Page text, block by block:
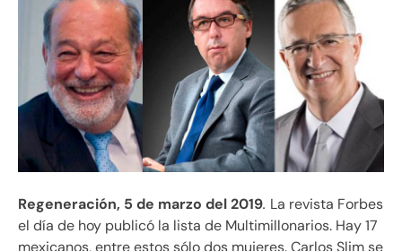
Regeneración, 5 de marzo del 2019. La revista Forbes
el día de hoy publicó la lista de Multimillonarios. Hay 17
mexicanos, entre estos sólo dos mujeres. Carlos Slim se